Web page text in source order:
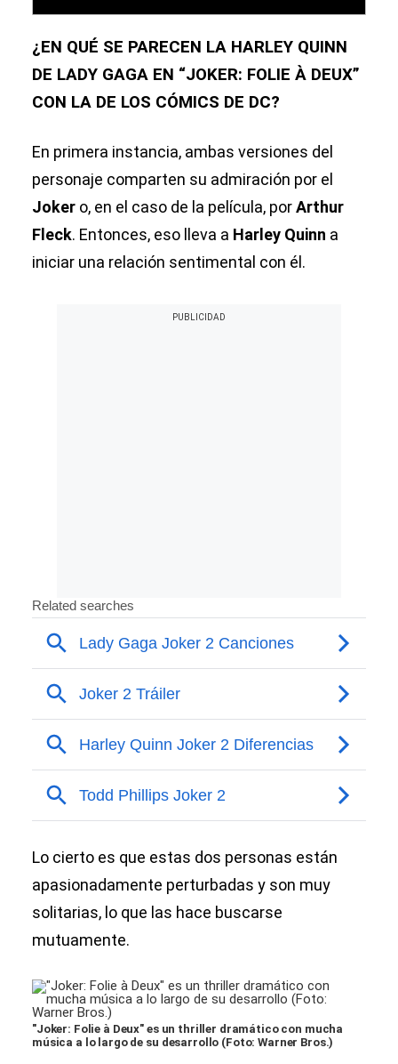
¿EN QUÉ SE PARECEN LA HARLEY QUINN
DE LADY GAGA EN “JOKER: FOLIE À DEUX”
CON LA DE LOS CÓMICS DE DC?
En primera instancia, ambas versiones del
personaje comparten su admiración por el
Joker o, en el caso de la película, porArthur
Fleck. Entonces, eso lleva a Harley Quinn a
iniciar una relación sentimental con él.
Lo cierto es que estas dos personas están
apasionadamente perturbadas y son muy
solitarias, lo que las hace buscarse
mutuamente.
"Joker: Folie à Deux" es un thriller dramático con mucha
música a lo largo de su desarrollo (Foto: Warner Bros.)